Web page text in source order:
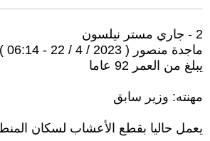
2 - جاري مستر نيلسون
ماجدة منصور ( 2023 / 4 / 22 - 06:14 )
يبلغ من العمر 92 عاما
مهنته: وزير سابق
يعمل حاليا بقطع الأعشاب لسكان